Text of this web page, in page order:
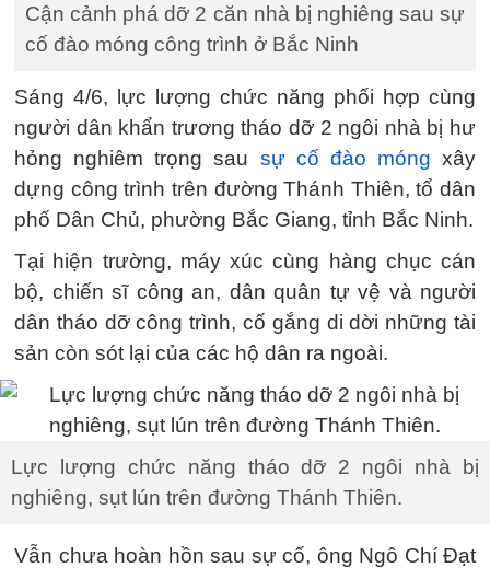
Cận cảnh phá dỡ 2 căn nhà bị nghiêng sau sự
cố đào móng công trình ở Bắc Ninh
Sáng 4/6, lực lượng chức năng phối hợp cùng
người dân khẩn trương tháo dỡ 2 ngôi nhà bị hư
hỏng nghiêm trọng sau sự cố đào móng xây
dựng công trình trên đường Thánh Thiên, tổ dân
phố Dân Chủ, phường Bắc Giang, tỉnh Bắc Ninh.
Tại hiện trường, máy xúc cùng hàng chục cán
bộ, chiến sĩ công an, dân quân tự vệ và người
dân tháo dỡ công trình, cố gắng di dời những tài
sản còn sót lại của các hộ dân ra ngoài.
Lực lượng chức năng tháo dỡ 2 ngôi nhà bị
nghiêng, sụt lún trên đường Thánh Thiên.
Vẫn chưa hoàn hồn sau sự cố, ông Ngô Chí Đạt